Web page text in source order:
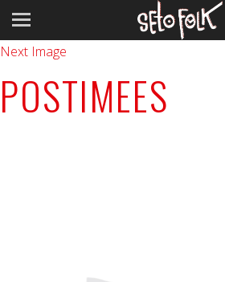
Previous Image
Next Image
POSTIMEES